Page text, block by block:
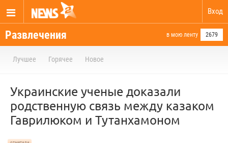
Вход
Развлечения в мою ленту 2679
Лучшее Горячее Новое
Украинские ученые доказали
родственную связь между казаком
Гаврилюком и Тутанхамоном